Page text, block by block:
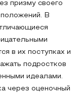
призму своего
В
в их поступках и
подростков
идеалами.
через оценочный